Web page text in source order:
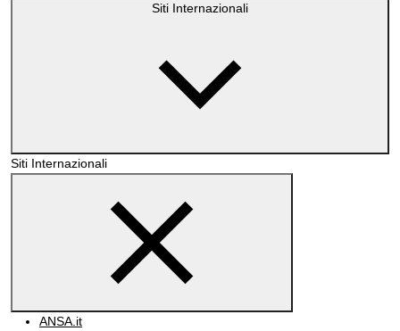
Siti Internazionali
Siti Internazionali
ANSA.it